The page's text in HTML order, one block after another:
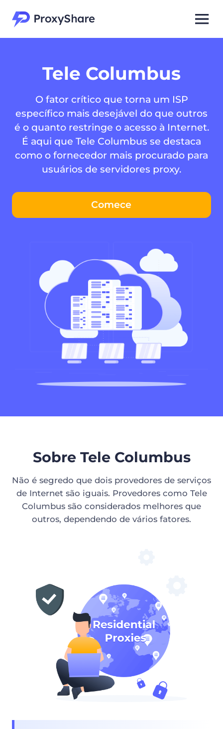
Tele Columbus
O fator crítico que torna um ISP
específico mais desejável do que outros
é o quanto restringe o acesso à Internet.
É aqui que Tele Columbus se destaca
como o fornecedor mais procurado para
usuários de servidores proxy.
Comece
Sobre Tele Columbus
Não é segredo que dois provedores de serviços
de Internet são iguais. Provedores como Tele
Columbus são considerados melhores que
outros, dependendo de vários fatores.